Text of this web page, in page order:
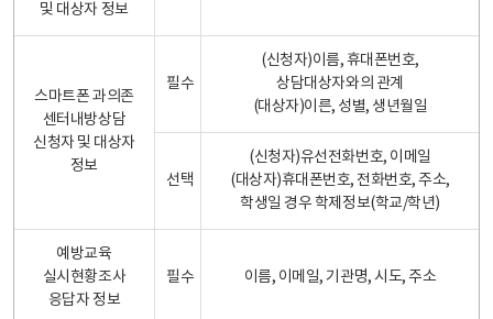
및 대상자 정보
스마트폰 과의존
센터내방상담
신청자 및 대상자
정보
필수
(신청자)이름, 휴대폰번호,
상담대상자와의 관계
(대상자)이른, 성별, 생년월일
선택
(신청자)유선전화번호, 이메일
(대상자)휴대폰번호, 전화번호, 주소,
학생일 경우 학제정보(학교/학년)
예방교육
실시현황조사
응답자 정보
필수 이름, 이메일, 기관명, 시도, 주소